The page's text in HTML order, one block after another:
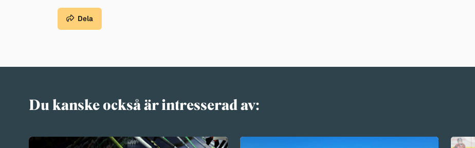
Dela
Du kanske också är intresserad av: